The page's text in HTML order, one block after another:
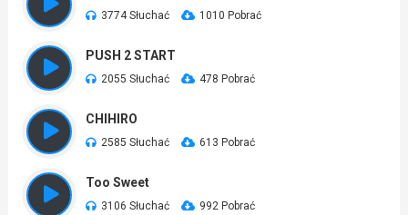
3774 Słuchać 1010 Pobrać
PUSH 2 START
2055 Słuchać 478 Pobrać
CHIHIRO
2585 Słuchać 613 Pobrać
Too Sweet
3106 Słuchać 992 Pobrać